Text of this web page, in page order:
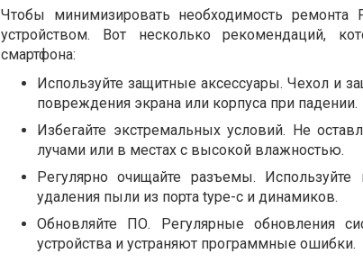
Чтобы минимизировать необходимость
устройством. Вот несколько рекомендаций,
смартфона:
Используйте защитные аксессуары. Чехол и
повреждения экрана или корпуса при падении.
Избегайте экстремальных условий. Не
лучами или в местах с высокой влажностью.
Регулярно очищайте разъемы.
удаления пыли из порта type-c и динамиков.
Обновляйте ПО. Регулярные обновления
устройства и устраняют программные ошибки.